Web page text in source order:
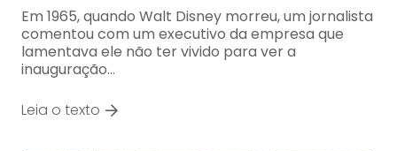
Em 1965, quando Walt Disney morreu, um jornalista
comentou com um executivo da empresa que
lamentava ele não ter vivido para ver a
inauguração…
Leia o texto